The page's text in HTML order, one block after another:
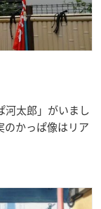
河太郎」がいまし
のかっぱ像はリア